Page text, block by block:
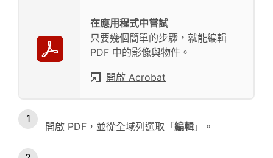
在應用程式中嘗試
只要幾個簡單的步驟，就能編輯
PDF 中的影像與物件。
開啟 Acrobat
開啟 PDF，並從全域列選取「編輯 」。